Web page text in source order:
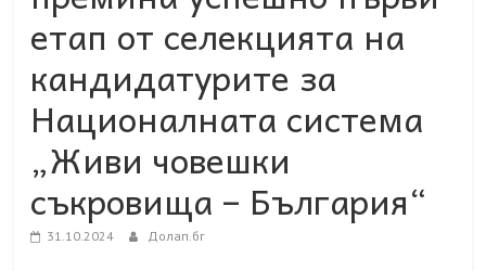
етап от селекцията на
кандидатурите за
Националната система
„Живи човешки
съкровища – България“
31.10.2024 Долап.бг